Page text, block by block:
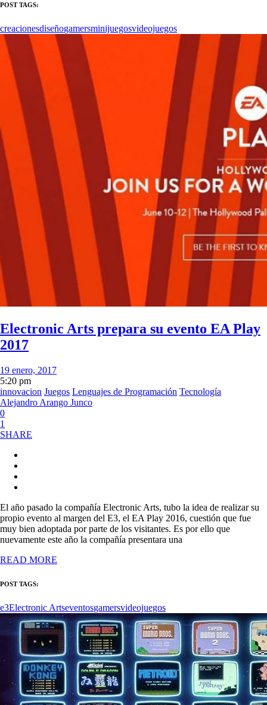
POST TAGS:
creacionesdiseñogamersminijuegosvideojuegos
Electronic Arts prepara su evento EA Play
2017
19 enero, 2017
5:20 pm
innovacion Juegos Lenguajes de Programación Tecnología
Alejandro Arango Junco
0
1
SHARE
El año pasado la compañía Electronic Arts, tubo la idea de realizar su
propio evento al margen del E3, el EA Play 2016, cuestión que fue
muy bien adoptada por parte de los visitantes. Es por ello que
nuevamente este año la compañía presentara una
READ MORE
POST TAGS:
e3Electronic Artseventosgamersvideojuegos